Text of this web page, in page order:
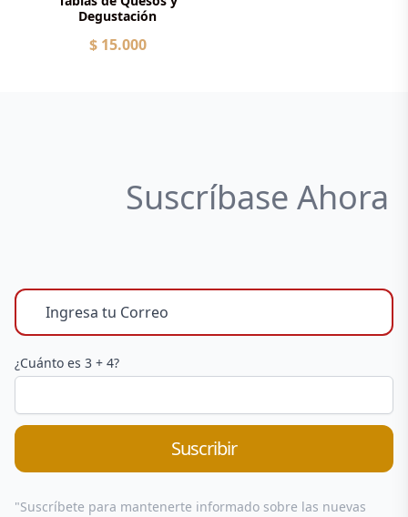
Degustación
$ 15.000
Suscríbase Ahora
¿Cuánto es 3 + 4?
Suscribir
"Suscríbete para mantenerte informado sobre las nuevas